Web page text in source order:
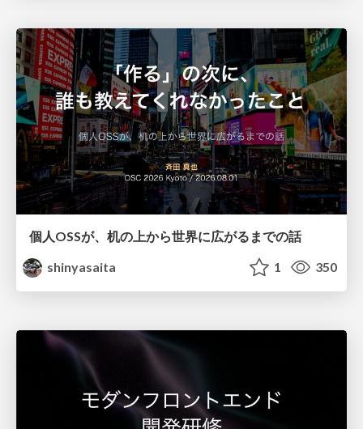
個人OSSが、机の上から世界に広がるまでの話
shinyasaita
1 350